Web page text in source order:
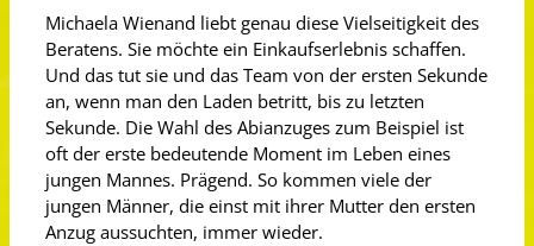
Michaela Wienand liebt genau diese Vielseitigkeit des
Beratens. Sie möchte ein Einkaufserlebnis schaffen.
Und das tut sie und das Team von der ersten Sekunde
an, wenn man den Laden betritt, bis zu letzten
Sekunde. Die Wahl des Abianzuges zum Beispiel ist
oft der erste bedeutende Moment im Leben eines
jungen Mannes. Prägend. So kommen viele der
jungen Männer, die einst mit ihrer Mutter den ersten
Anzug aussuchten, immer wieder.